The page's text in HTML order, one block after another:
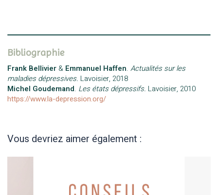
Bibliographie
Frank Bellivier & Emmanuel Haffen. Actualités sur les
maladies dépressives. Lavoisier, 2018
Michel Goudemand. Les états dépressifs. Lavoisier, 2010
https://www.la-depression.org/
Vous devriez aimer également :